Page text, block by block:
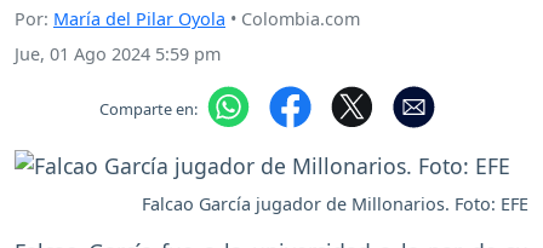
Por: María del Pilar Oyola • Colombia.com
Jue, 01 Ago 2024 5:59 pm
Comparte en:
Falcao García jugador de Millonarios. Foto: EFE